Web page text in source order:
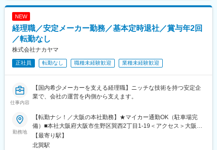
NEW
経理職／安定メーカー勤務／基本定時退社／賞与年2回
／転勤なし
株式会社ナカヤマ
正社員 転勤なし 職種未経験歓迎 業種未経験歓迎
仕事内容
【国内希少メーカーを支える経理職】ニッチな技術を持つ安定企
業で、会社の運営を内側から支えます。
勤務地
【転勤ナシ！／大阪の本社勤務】★マイカー通勤OK（駐車場完
備）■本社大阪府大阪市生野区巽西2丁目1-19＜アクセス＞大阪メ
トロ千日前線「北巽駅」徒歩10分※受動喫煙対策あり（オフィ
ス、工場内禁煙）
【最寄り駅】
北巽駅